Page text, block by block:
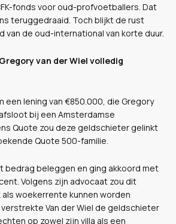
fonds voor oud-profvoetballers. Dat
teruggedraaid. Toch blijkt de rust
van de oud-international van korte duur.
van der Wiel volledig
een lening van €850.000, die Gregory
bij een Amsterdamse
Quote zou deze geldschieter gelinkt
Quote 500-familie.
bedrag beleggen en ging akkoord met
Volgens zijn advocaat zou dit
woekerrente kunnen worden
Van der Wiel de geldschieter
op zowel zijn villa als een